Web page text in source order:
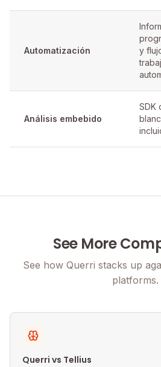
Automatización
y
Análisis embebido
SDK
See More
See how Querri stacks up
platforms.
Querri vs Tellius